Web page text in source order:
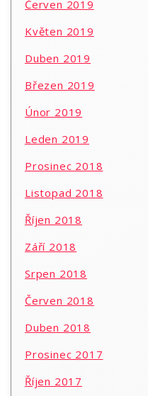
Červen 2019
Květen 2019
Duben 2019
Březen 2019
Únor 2019
Leden 2019
Prosinec 2018
Listopad 2018
Říjen 2018
Září 2018
Srpen 2018
Červen 2018
Duben 2018
Prosinec 2017
Říjen 2017